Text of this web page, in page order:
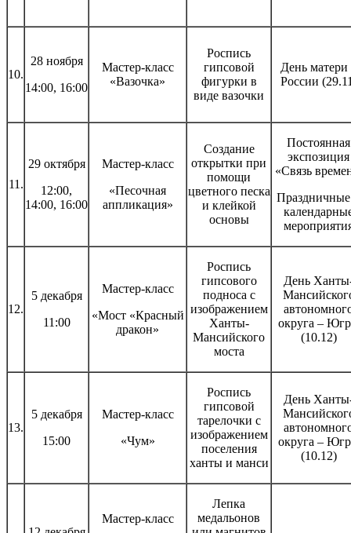
10.
28 ноября
14:00, 16:00
Мастер-класс
«Вазочка»
Роспись
гипсовой
фигурки в
виде вазочки
День матери
России
11.
29 октября
12:00,
14:00, 16:00
Мастер-класс
«Песочная
аппликация»
Создание
открытки при
помощи
цветного песка
и клейкой
основы
Постоянная
экспозиция
«Связь
12.
5 декабря
11:00
Мастер-класс
«Мост «Красный
дракон»
Роспись
гипсового
подноса с
изображением
Ханты-
Мансийского
моста
День
округа –
(10.12)
13.
5 декабря
15:00
Мастер-класс
«Чум»
Роспись
гипсовой
тарелочки с
изображением
поселения
ханты и манси
День
округа –
(10.12)
Мастер-класс
Лепка
медальонов